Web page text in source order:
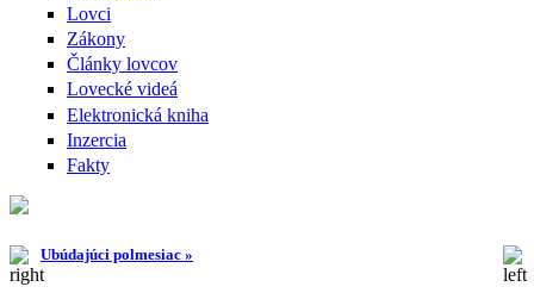
Lovci
Zákony
Články lovcov
Lovecké videá
Elektronická kniha
Inzercia
Fakty
Ubúdajúci polmesiac »